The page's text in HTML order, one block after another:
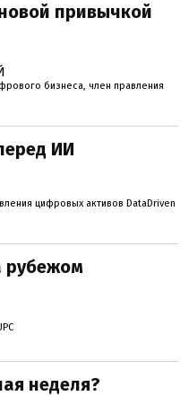
привычкой
бизнеса, член правления
ИИ
цифровых активов DataDriven
рубежом
неделя?